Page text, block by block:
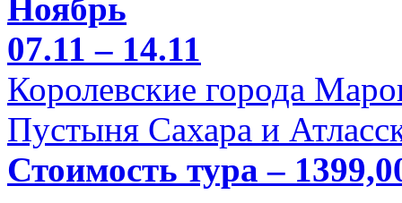
Ноябрь
07.11 – 14.11
Королевские города
Пустыня Сахара и
Стоимость тура –